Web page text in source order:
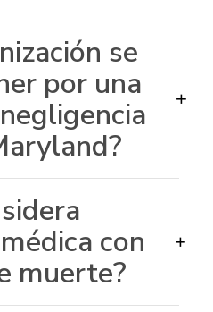
se
por una
+
con
muerte?
+